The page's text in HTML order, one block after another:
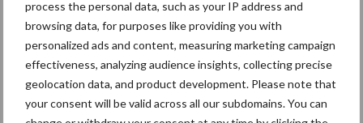
process the personal data, such as your IP address and
browsing data, for purposes like providing you with
personalized ads and content, measuring marketing campaign
effectiveness, analyzing audience insights, collecting precise
geolocation data, and product development. Please note that
your consent will be valid across all our subdomains. You can
30 dec
Hervorming flexibele
arbeidscontracten kent mitsen en
maren
29 dec
Freddy van de Ridder Cleaners: